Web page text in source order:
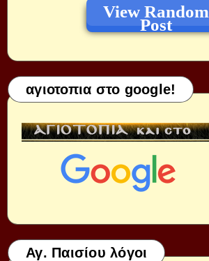
View Random
Post
αγιοτοπια στο google!
Αγ. Παισίου λόγοι